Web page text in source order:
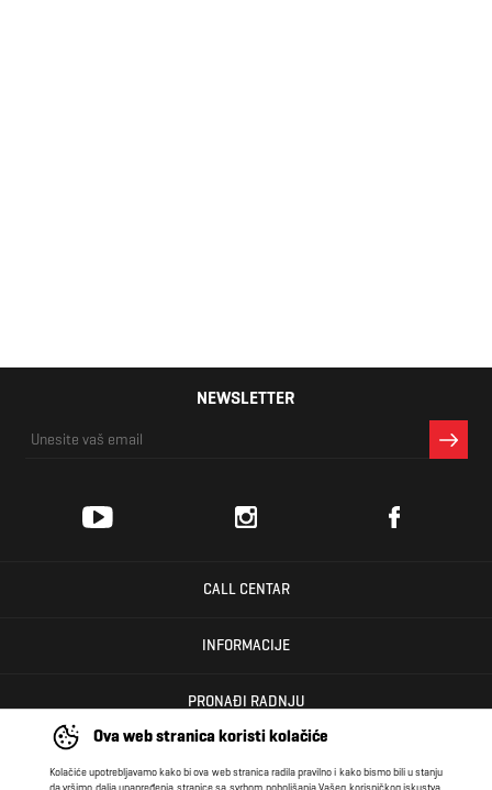
Ova web stranica koristi kolačiće
Kolačiće upotrebljavamo kako bi ova web stranica radila pravilno i kako bismo bili u stanju
NEWSLETTER
CALL CENTAR
INFORMACIJE
PRONAĐI RADNJU